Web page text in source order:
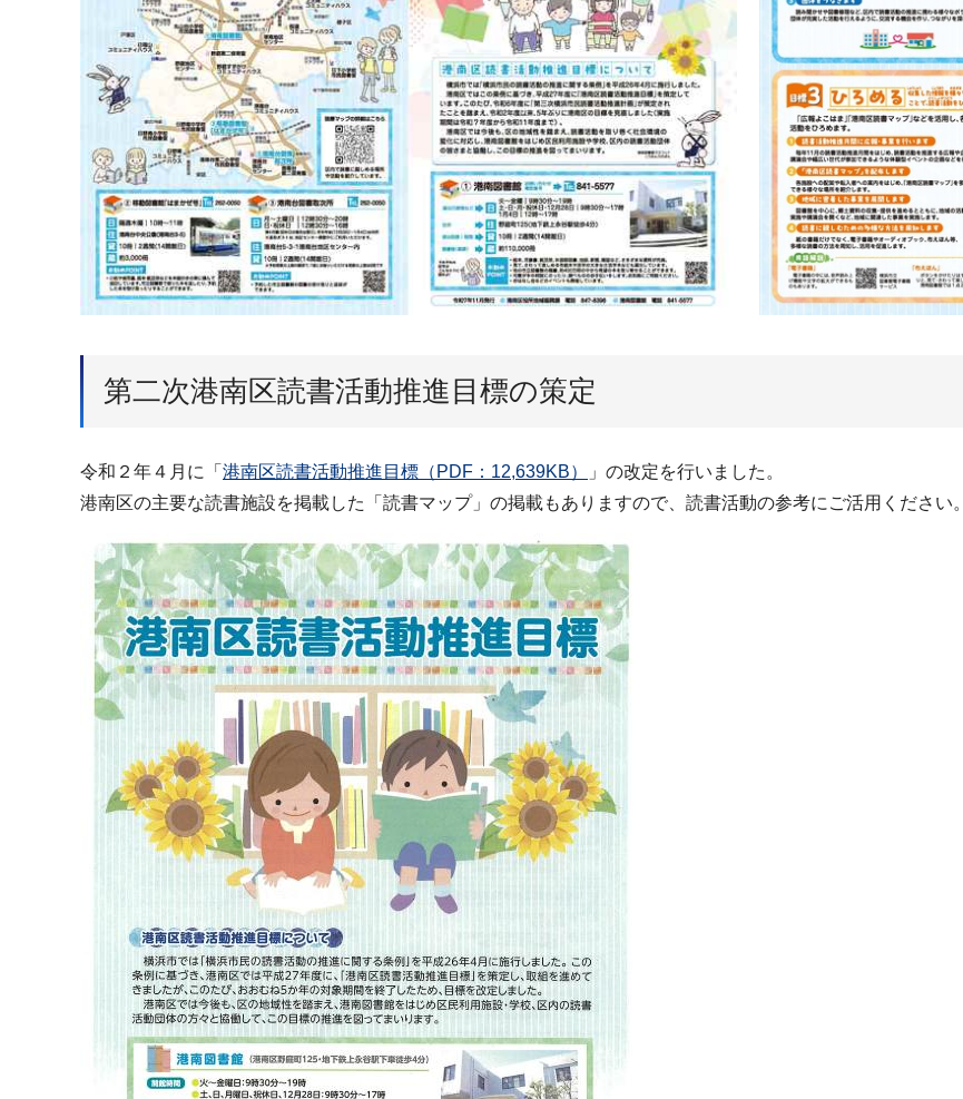
第二次港南区読書活動推進目標の策定
令和２年４月に「 港南区読書活動推進目標（PDF：12,639KB）
」の改定を行いました。
港南区の主要な読書施設を掲載した「読書マップ」の掲載もありますので、読書活動の参考にご活用ください。